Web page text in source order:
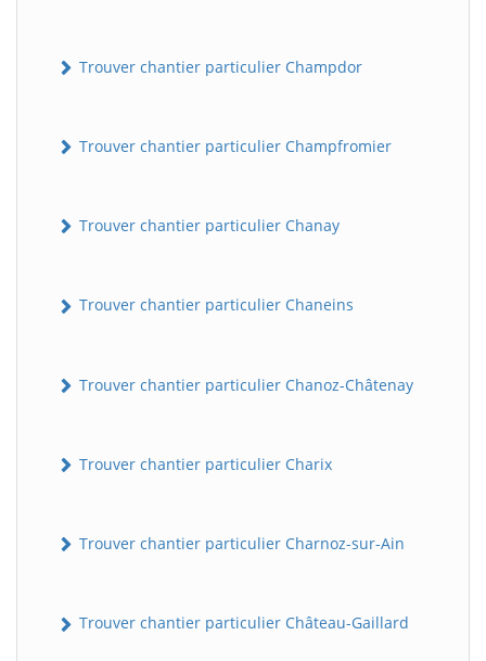
Trouver chantier particulier Champdor
Trouver chantier particulier Champfromier
Trouver chantier particulier Chanay
Trouver chantier particulier Chaneins
Trouver chantier particulier Chanoz-Châtenay
Trouver chantier particulier Charix
Trouver chantier particulier Charnoz-sur-Ain
Trouver chantier particulier Château-Gaillard